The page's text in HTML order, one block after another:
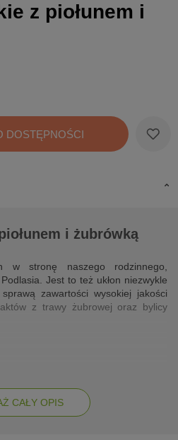
z piołunem i
DOSTĘPNOŚCI
i żubrówką
w stronę naszego rodzinnego,
Jest to też ukłon niezwykle
zawartości wysokiej jakości
z trawy żubrowej oraz bylicy
wygładza, napręża i uelastycznia
CAŁY OPIS